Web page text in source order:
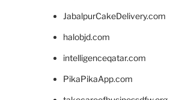
JabalpurCakeDelivery.com
halobjd.com
intelligenceqatar.com
PikaPikaApp.com